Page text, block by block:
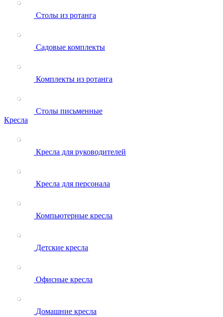
Столы из ротанга
Садовые комплекты
Комплекты из ротанга
Столы письменные
Кресла
Кресла для руководителей
Кресла для персонала
Компьютерные кресла
Детские кресла
Офисные кресла
Домашние кресла